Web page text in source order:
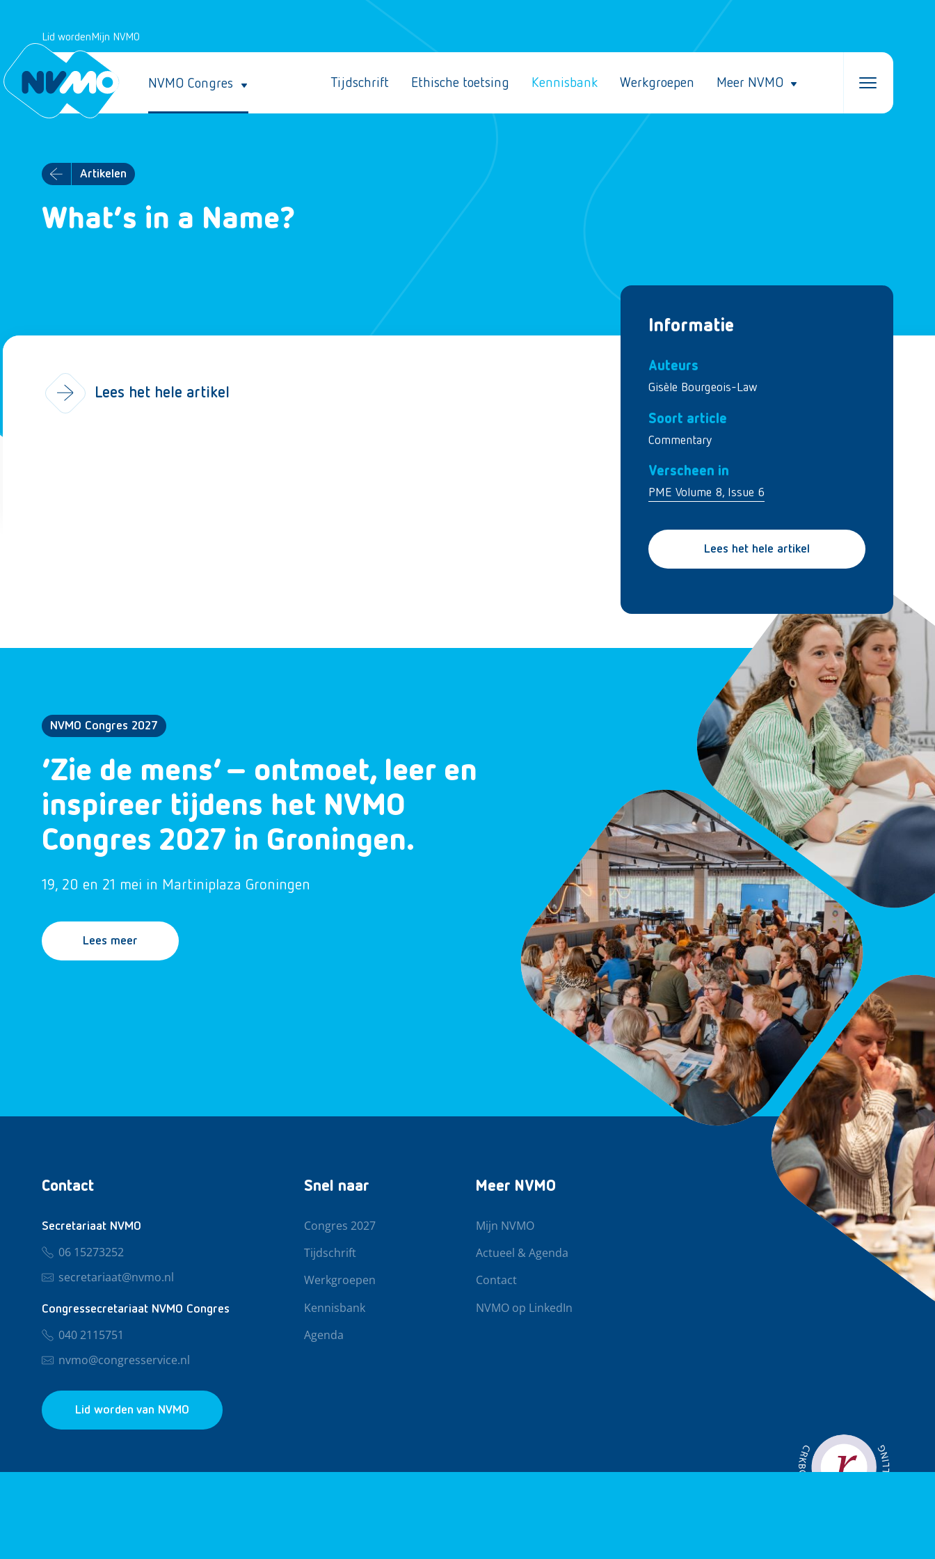
Lid wordenMijn NVMO
NVMO Congres Tijdschrift Ethische toetsing Kennisbank Werkgroepen Meer NVMO
Artikelen
What’s in a Name?
Informatie
Auteurs
Gisèle Bourgeois-Law
Soort article
Commentary
Verscheen in
PME Volume 8, Issue 6
Lees het hele artikel
Lees het hele artikel
NVMO Congres 2027
‘Zie de mens’ – ontmoet, leer en
inspireer tijdens het NVMO
Congres 2027 in Groningen.
19, 20 en 21 mei in Martiniplaza Groningen
Lees meer
Contact
Secretariaat NVMO
06 15273252
secretariaat@nvmo.nl
Congressecretariaat NVMO Congres
040 2115751
nvmo@congresservice.nl
Lid worden van NVMO
Snel naar
Congres 2027
Tijdschrift
Werkgroepen
Kennisbank
Agenda
Meer NVMO
Mijn NVMO
Actueel & Agenda
Contact
NVMO op LinkedIn